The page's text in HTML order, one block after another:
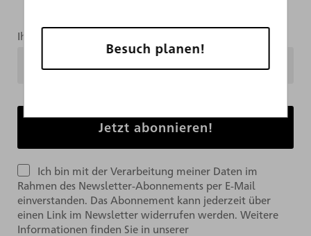
Ihre Mailadresse
Ich bin mit der Verarbeitung meiner Daten im
Rahmen des Newsletter-Abonnements per E-Mail
einverstanden. Das Abonnement kann jederzeit über
einen Link im Newsletter widerrufen werden. Weitere
Informationen finden Sie in unserer
Besuch planen!